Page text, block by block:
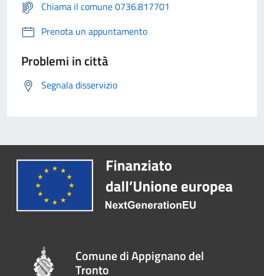
Chiama il comune 0736.817701
Prenota un appuntamento
Problemi in città
Segnala disservizio
Comune di Appignano del
Tronto